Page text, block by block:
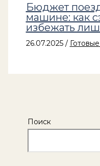
Бюджет
машине: как
избежать
26.07.2025 /
Поиск